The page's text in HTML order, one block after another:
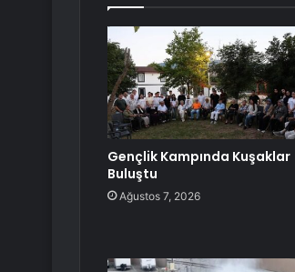
Gençlik Kampında Kuşaklar
Buluştu
Ağustos 7, 2026